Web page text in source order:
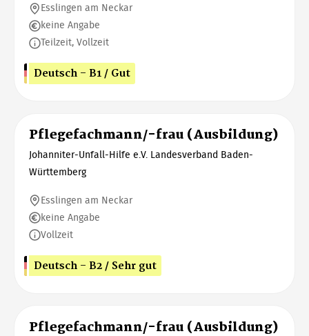
Esslingen am Neckar
keine Angabe
Teilzeit, Vollzeit
Deutsch - B1 / Gut
Pflegefachmann/-frau (Ausbildung)
Johanniter-Unfall-Hilfe e.V. Landesverband Baden-
Württemberg
Esslingen am Neckar
keine Angabe
Vollzeit
Deutsch - B2 / Sehr gut
Pflegefachmann/-frau (Ausbildung)